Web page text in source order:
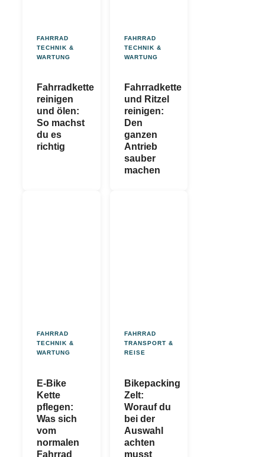
FAHRRAD
TECHNIK &
WARTUNG
Fahrradkette
reinigen
und ölen:
So machst
du es
richtig
FAHRRAD
TECHNIK &
WARTUNG
Fahrradkette
und Ritzel
reinigen:
Den
ganzen
Antrieb
sauber
machen
FAHRRAD
TECHNIK &
WARTUNG
E-Bike
Kette
pflegen:
Was sich
vom
normalen
Fahrrad
FAHRRAD
TRANSPORT &
REISE
Bikepacking
Zelt:
Worauf du
bei der
Auswahl
achten
musst